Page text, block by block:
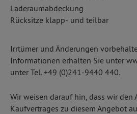
Laderaumabdeckung
Rücksitze klapp- und teilbar
Irrtümer und Änderungen
Informationen erhalten Sie unter
unter Tel. +49 (0)241-9440 440.
Wir weisen darauf hin, dass wir den
Kaufvertrages zu diesem Angebot